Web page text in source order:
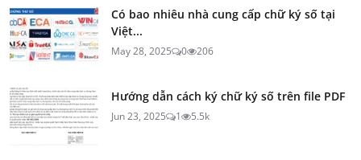
Có bao nhiêu nhà cung cấp chữ ký số tại
Việt...
May 28, 2025 0 206
Hướng dẫn cách ký chữ ký số trên file PDF
Jun 23, 2025 1 5.5k